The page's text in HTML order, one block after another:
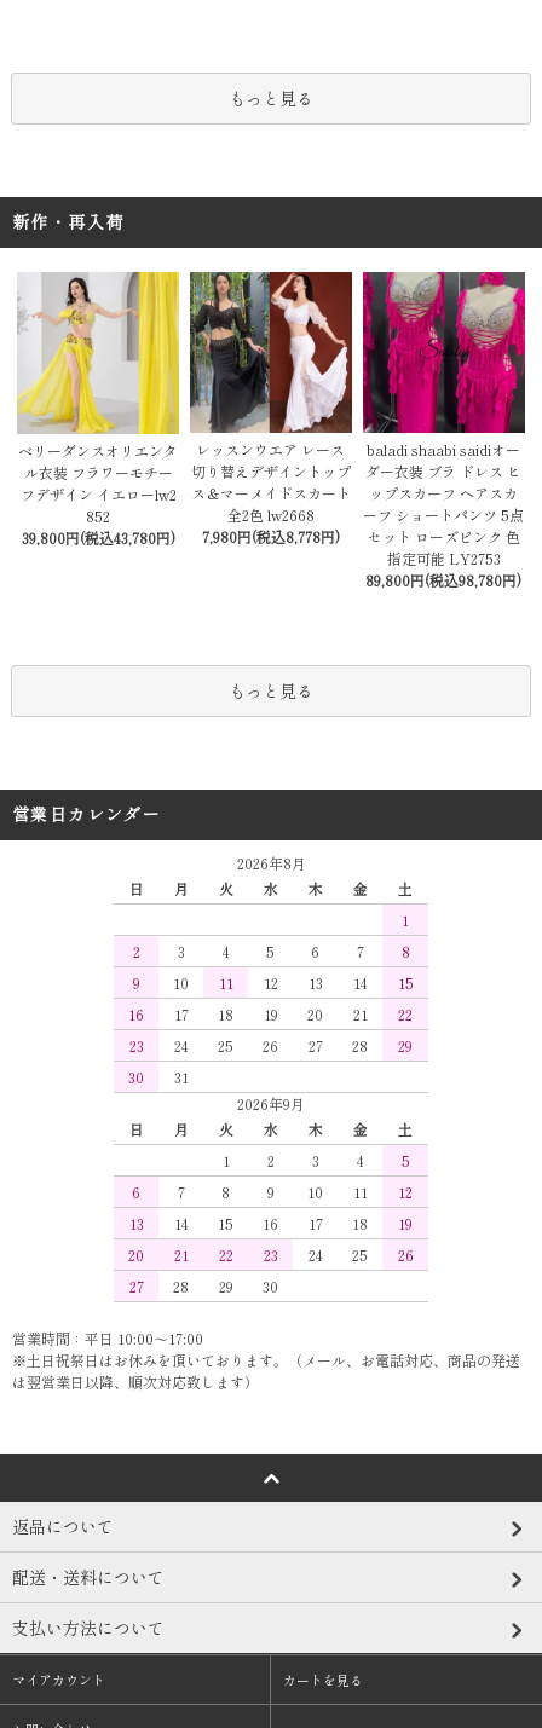
もっと見る
新作・再入荷
ベリーダンスオリエンタ
ル衣装 フラワーモチー
フデザイン イエローlw2
852
39,800円(税込43,780円)
レッスンウエア レース
切り替えデザイントップ
ス＆マーメイドスカート
全2色 lw2668
7,980円(税込8,778円)
baladi shaabi saidiオー
ダー衣装 ブラ ドレス ヒ
ップスカーフ ヘアスカ
ーフ ショートパンツ 5点
セット ローズピンク 色
指定可能 LY2753
89,800円(税込98,780円)
もっと見る
営業日カレンダー
2026年8月
日
月 火 水 木 金
土
1
2
3 4 5 6 7
8
9
10 11 12 13 14
15
16
17 18 19 20 21
22
23
24 25 26 27 28
29
30
31
2026年9月
日
月 火 水 木 金
土
1
2 3 4
5
6
7 8 9 10 11
12
13
14 15 16 17 18
19
20
21 22 23 24 25
26
27
28 29 30
営業時間：平日 10:00～17:00
※土日祝祭日はお休みを頂いております。（メール、お電話対応、商品の発送
は翌営業日以降、順次対応致します）
返品について
配送・送料について
支払い方法について
マイアカウント カートを見る